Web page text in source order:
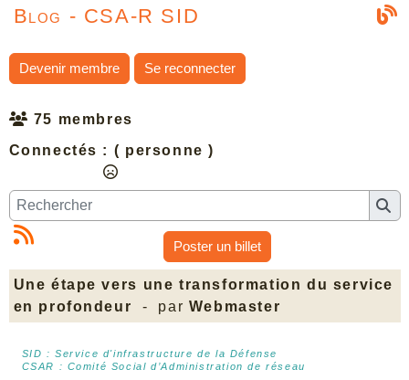
Blog - CSA-R SID
Devenir membre Se reconnecter
75 membres
Connectés : ( personne )
Poster un billet
Une étape vers une transformation du service
en profondeur - par Webmaster
SID : Service d'infrastructure de la Défense
CSAR : Comité Social d’Administration de réseau